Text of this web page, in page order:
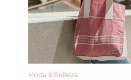
Moda & Belleza